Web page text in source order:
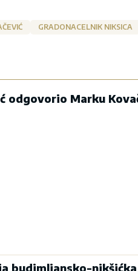
GRADONACELNIK NIKSICA
odgovorio Marku
budimljansko-